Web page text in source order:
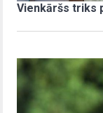
Vienkāršs triks